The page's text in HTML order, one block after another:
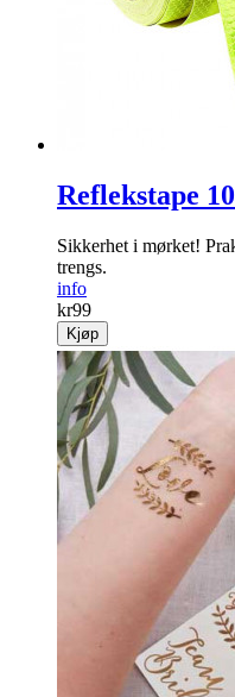
Reflekstape
Sikkerhet i mørket!
trengs.
info
kr99
Kjøp